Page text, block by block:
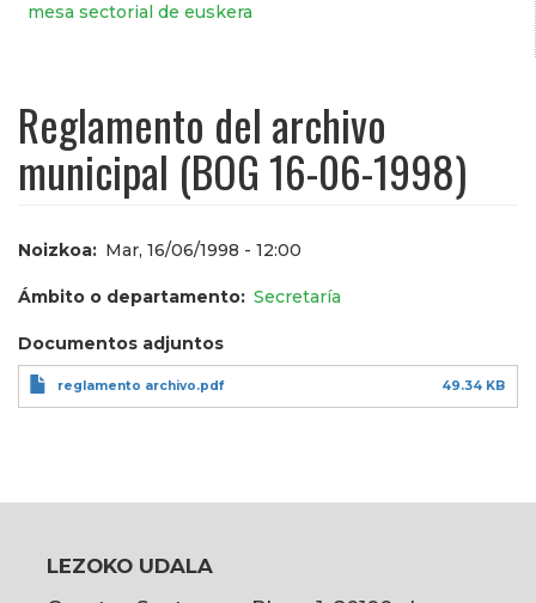
mesa sectorial de euskera
Reglamento del archivo
municipal (BOG 16-06-1998)
Noizkoa Mar, 16/06/1998 - 12:00
Ámbito o departamento Secretaría
Documentos adjuntos
reglamento archivo.pdf 49.34 KB
LEZOKO UDALA